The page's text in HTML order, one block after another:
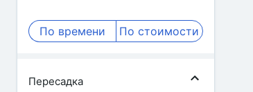
По времени По стоимости
Пересадка